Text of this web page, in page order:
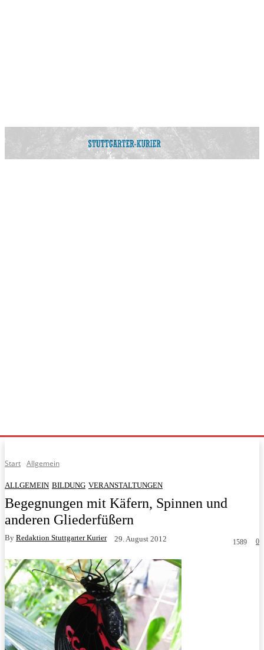
Start Allgemein
ALLGEMEIN BILDUNG VERANSTALTUNGEN
Begegnungen mit Käfern, Spinnen und
anderen Gliederfüßern
By Redaktion Stuttgarter Kurier 29. August 2012 0
1589